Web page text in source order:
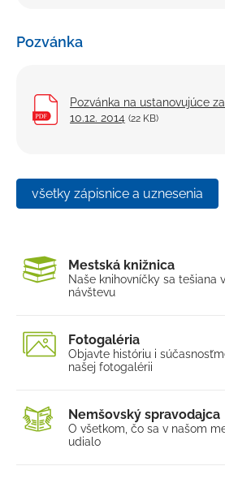
Pozvánka
Pozvánka na ustanovujúce
10.12. 2014 (22 KB)
všetky zápisnice a uznesenia
Mestská knižnica
Naše knihovníčky sa tešiana
návštevu
Fotogaléria
Objavte históriu i súčasnosť
našej fotogalérii
Nemšovský spravodajca
O všetkom, čo sa v našom
udialo